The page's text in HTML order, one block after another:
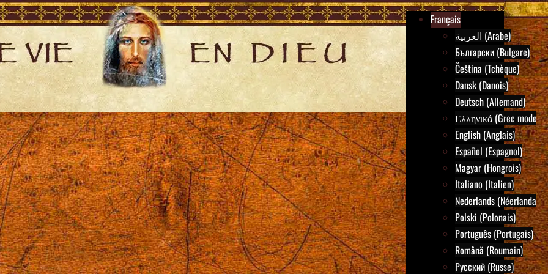
Français
العربية (Arabe)
Български (Bulgare)
Čeština (Tchèque)
Dansk (Danois)
Deutsch (Allemand)
Ελληνικά (Grec
English (Anglais)
Español (Espagnol)
Magyar (Hongrois)
Italiano (Italien)
Nederlands (Néerlandais)
Polski (Polonais)
Português (Portugais)
Română (Roumain)
Русский (Russe)